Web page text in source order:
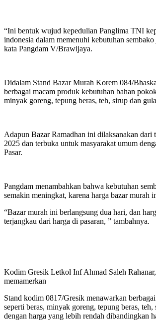
“Ini bentuk wujud kepedulian Panglima TNI
indonesia dalam memenuhi kebutuhan
kata Pangdam V/Brawijaya.
Didalam Stand Bazar Murah Korem 084/
berbagai macam produk kebutuhan bahan
minyak goreng, tepung beras, teh, sirup dan
Adapun Bazar Ramadhan ini dilaksanakan dari
2025 dan terbuka untuk masyarakat umum
Pasar.
Pangdam menambahkan bahwa kebutuhan
semakin meningkat, karena harga bazar murah
“Bazar murah ini berlangsung dua hari, dan
terjangkau dari harga di pasaran, ” tambahnya.
Kodim Gresik Letkol Inf Ahmad Saleh
memamerkan
Stand kodim 0817/Gresik menawarkan
seperti beras, minyak goreng, tepung beras, teh,
dengan harga yang lebih rendah dibandingkan